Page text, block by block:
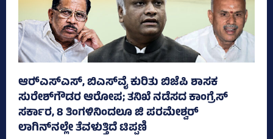
ಆರ್‍‌ಎಸ್‌ಎಸ್‌, ಬಿಎಸ್‌ವೈ ಕುರಿತು ಬಿಜೆಪಿ ಶಾಸಕ
ಸುರೇಶ್‌ಗೌಡರ ಆರೋಪ; ತನಿಖೆ ನಡೆಸದ ಕಾಂಗ್ರೆಸ್‌
ಸರ್ಕಾರ, 8 ತಿಂಗಳಿನಿಂದಲೂ ಜಿ ಪರಮೇಶ್ವರ್
ಲಾಗಿನ್‌ನಲ್ಲೇ ತೆವಳುತ್ತಿದೆ ಟಿಪ್ಪಣಿ